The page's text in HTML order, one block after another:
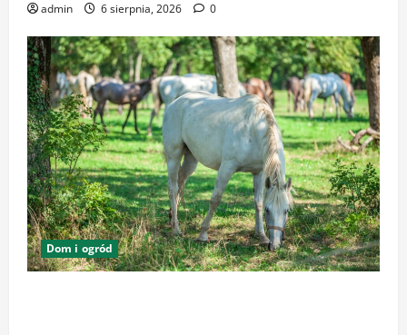
admin 6 sierpnia, 2026 0
Dom i ogród